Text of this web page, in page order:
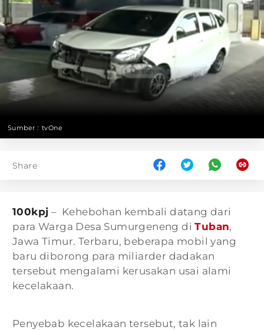
Sumber : tvOne
Share
100kpj – Kehebohan kembali datang dari
para Warga Desa Sumurgeneng diTuban,
Jawa Timur. Terbaru, beberapa mobil yang
baru diborong para miliarder dadakan
tersebut mengalami kerusakan usai alami
kecelakaan.
Penyebab kecelakaan tersebut, tak lain